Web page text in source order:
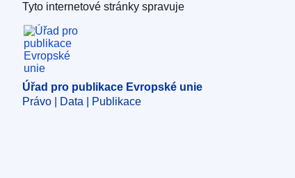
Úřad pro publikace Evropské unie
Tyto internetové stránky spravuje
Úřad pro publikace Evropské unie
Právo | Data | Publikace